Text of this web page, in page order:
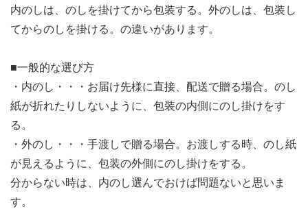
内のしは、のしを掛けてから包装する。外のしは、包装し
てからのしを掛ける。の違いがあります。
■一般的な選び方
・内のし・・・お届け先様に直接、配送で贈る場合。のし
紙が折れたりしないように、包装の内側にのし掛けをす
る。
・外のし・・・手渡しで贈る場合。お渡しする時、のし紙
が見えるように、包装の外側にのし掛けをする。
分からない時は、内のし選んでおけば問題ないと思いま
す。